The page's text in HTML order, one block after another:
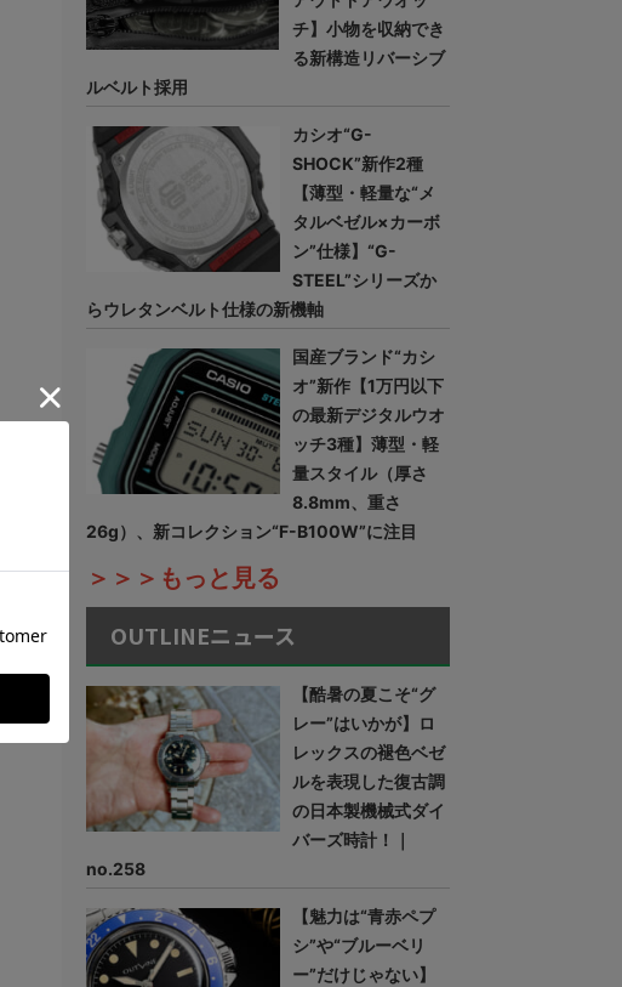
チ】小物を収納でき
る新構造リバーシブ
ルベルト採用
カシオ“G-
SHOCK”新作2種
【薄型・軽量な“メ
タルベゼル×カーボ
ン”仕様】“G-
STEEL”シリーズか
らウレタンベルト仕様の新機軸
国産ブランド“カシ
オ”新作【1万円以下
の最新デジタルウオ
ッチ3種】薄型・軽
量スタイル（厚さ
8.8mm、重さ
26g）、新コレクション“F-B100W”に注目
＞＞＞もっと見る
OUTLINEニュース
【酷暑の夏こそ“グ
レー”はいかが】ロ
レックスの褪色ベゼ
ルを表現した復古調
の日本製機械式ダイ
バーズ時計！｜
no.258
【魅力は“青赤ペプ
シ”や“ブルーベリ
ー”だけじゃない】